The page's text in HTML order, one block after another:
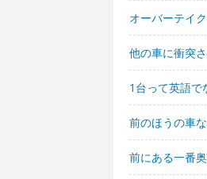
オーバーテイ
他の車に衝突
1台って英語で
前のほうの車
前にある一番